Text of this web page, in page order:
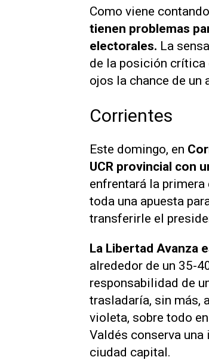
Como viene contando
tienen problemas
electorales. La
de la posición crítica
ojos la chance de un
Corrientes
Este domingo, en
UCR provincial con
enfrentará la
toda una apuesta
transferirle el
La Libertad Avanza
alrededor de un 35-
responsabilidad de
trasladaría, sin más,
violeta, sobre todo
Valdés conserva
ciudad capital.